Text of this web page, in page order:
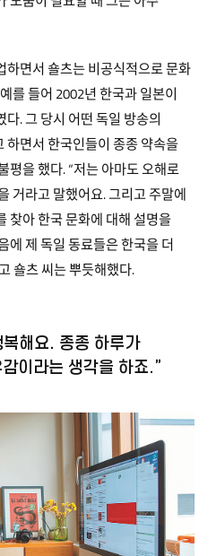
하면서 숄츠는 비공식적으로 문화
를 들어 2002년 한국과 일본이
. 그 당시 어떤 독일 방송의
면서 한국인들이 종종 약속을
평을 했다. “저는 아마도 오해로
거라고 말했어요. 그리고 주말에
찾아 한국 문화에 대해 설명을
에 제 독일 동료들은 한국을 더
숄츠 씨는 뿌듯해했다.
해요. 종종 하루가
이라는 생각을 하죠.”